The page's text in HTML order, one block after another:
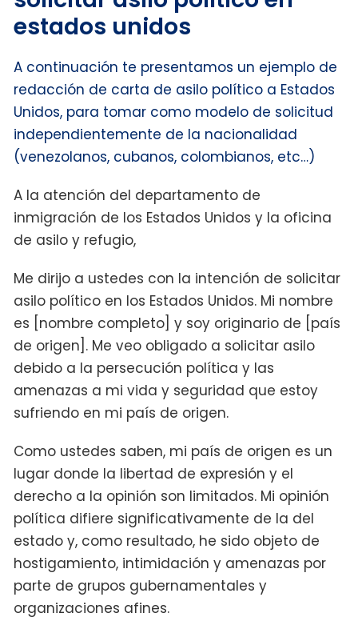
estados unidos
A continuación te presentamos un ejemplo de
redacción de carta de asilo político a Estados
Unidos, para tomar como modelo de solicitud
independientemente de la nacionalidad
(venezolanos, cubanos, colombianos, etc…)
A la atención del departamento de
inmigración de los Estados Unidos y la oficina
de asilo y refugio,
Me dirijo a ustedes con la intención de solicitar
asilo político en los Estados Unidos. Mi nombre
es [nombre completo] y soy originario de [país
de origen]. Me veo obligado a solicitar asilo
debido a la persecución política y las
amenazas a mi vida y seguridad que estoy
sufriendo en mi país de origen.
Como ustedes saben, mi país de origen es un
lugar donde la libertad de expresión y el
derecho a la opinión son limitados. Mi opinión
política difiere significativamente de la del
estado y, como resultado, he sido objeto de
hostigamiento, intimidación y amenazas por
parte de grupos gubernamentales y
organizaciones afines.